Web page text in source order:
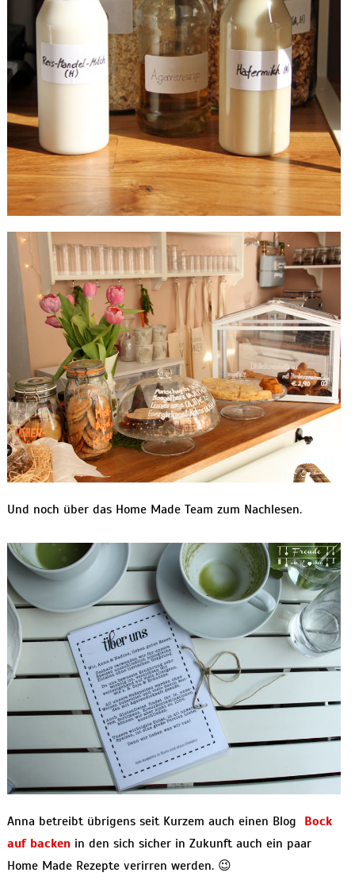
Und noch über das Home Made Team zum Nachlesen.
Anna betreibt übrigens seit Kurzem auch einen Blog Bock
auf backenin den sich sicher in Zukunft auch ein paar
Home Made Rezepte verirren werden. 😉